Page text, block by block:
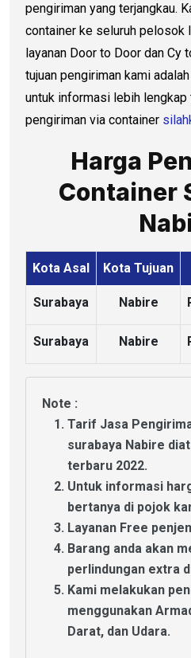
pengiriman yang terjangkau.
container ke seluruh pelosok
layanan Door to Door dan Cy
tujuan pengiriman kami
untuk informasi lebih
pengiriman via container
Harga
Container
Kota Asal Kota Tujuan
Surabaya Nabire
Surabaya Nabire
Note :
Tarif Jasa
surabaya Nabire
terbaru 2022.
Untuk informasi
bertanya di pojok
Layanan Free
Barang anda akan
perlindungan extra
Kami melakukan
menggunakan
Darat, dan Udara.